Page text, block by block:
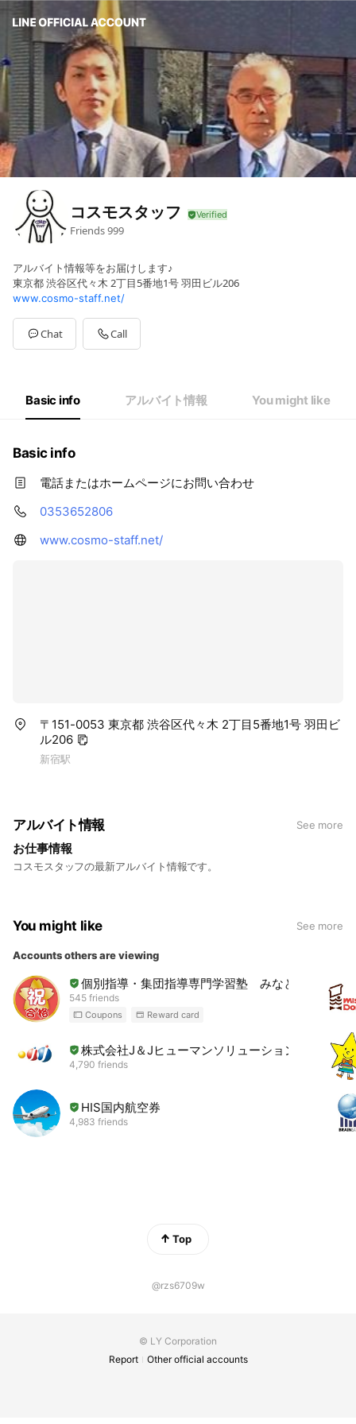
コスモスタッフ
Friends999
アルバイト情報等をお届けします♪
東京都 渋谷区代々木 2丁目5番地1号 羽田ビル206
www.cosmo-staff.net/
Chat Call
Basic info アルバイト情報 You might like
Basic info
電話またはホームページにお問い合わせ
0353652806
www.cosmo-staff.net/
〒151-0053 東京都 渋谷区代々木 2丁目5番地1号 羽田ビ
ル206
新宿駅
アルバイト情報 See more
お仕事情報
コスモスタッフの最新アルバイト情報です。
You might like See more
Accounts others are viewing
個別指導・集団指導専門学習塾 みなと学院
545 friends
Coupons Reward card
株式会社J＆Jヒューマンソリューションズ
4,790 friends
HIS国内航空券
4,983 friends
Top
@rzs6709w
© LY Corporation
Report
Other official accounts